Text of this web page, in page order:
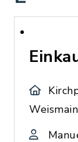
Weismain